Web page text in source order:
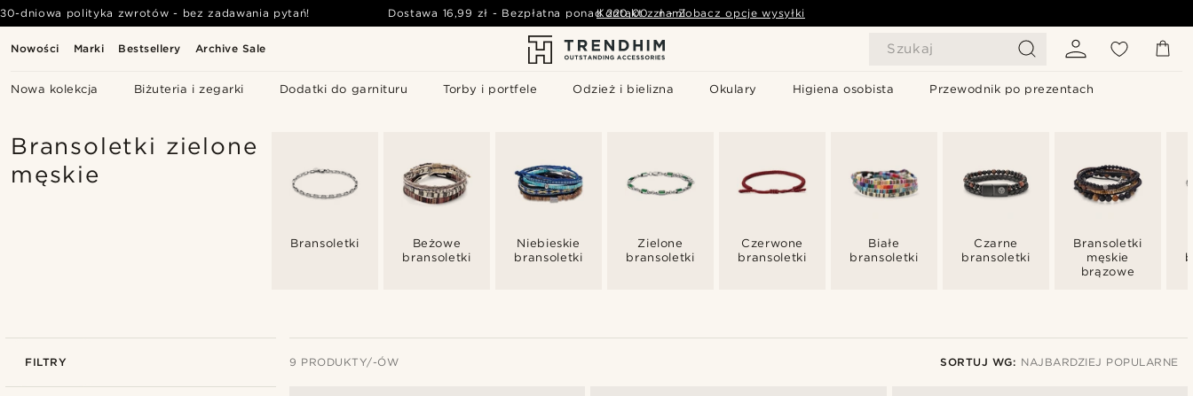
Nowości Marki Bestsellery Archive Sale Szukaj
Nowa kolekcja Biżuteria i zegarki Dodatki do garnituru Torby i portfele Odzież i bielizna Okulary Higiena osobista Przewodnik po prezentach
30-dniowa polityka zwrotów - bez zadawania pytań! Dostawa 16,99 zł - Bezpłatna ponad 220,00 zł - Zobacz opcje wysyłki
Kontakt z nami
Bransoletki zielone
męskie
Bransoletki
Beżowe
bransoletki
Niebieskie
bransoletki
Zielone
bransoletki
Czerwone
bransoletki
Białe
bransoletki
Czarne
bransoletki
Bransoletki
męskie
brązowe
FILTRY 9 PRODUKTY/-ÓW SORTUJ WG: NAJBARDZIEJ POPULARNE